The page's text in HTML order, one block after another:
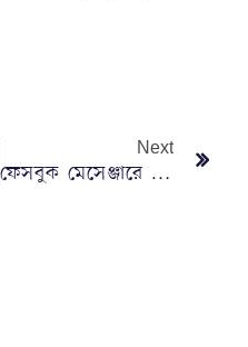
Next
ফেসবুক মেসেঞ্জারে বন্ধ হচ্ছে যে ফিচার